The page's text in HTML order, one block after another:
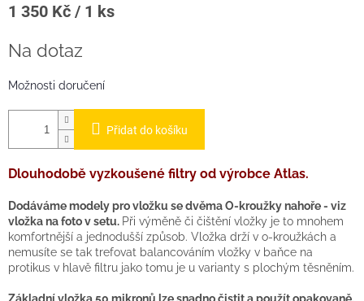
Měrná
1 350 Kč / 1 ks
Na dotaz
Možnosti doručení
Přidat do košíku
Dlouhodobě vyzkoušené filtry od výrobce Atlas.
Dodáváme modely pro vložku se dvěma O-kroužky nahoře - viz
vložka na foto v setu. Při výměně či čištění vložky je to mnohem
komfortnější a jednodušší způsob. Vložka drží v o-kroužkách a
nemusíte se tak trefovat balancováním vložky v baňce na
protikus v hlavě filtru jako tomu je u varianty s plochým těsněním.